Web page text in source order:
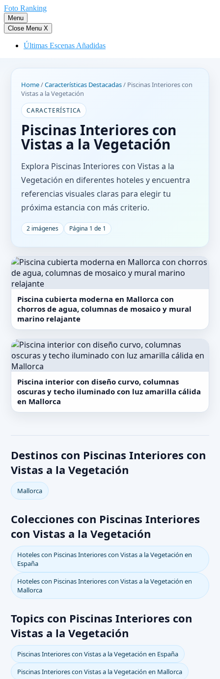
Saltar
al
contenido
Foto Ranking
Menu
Close Menu X
Últimas Escenas Añadidas
Home/Características Destacadas/ Piscinas Interiores con
Vistas a la Vegetación
CARACTERÍSTICA
Piscinas Interiores con
Vistas a la Vegetación
Explora Piscinas Interiores con Vistas a la
Vegetación en diferentes hoteles y encuentra
referencias visuales claras para elegir tu
próxima estancia con más criterio.
2 imágenes Página 1 de 1
Piscina cubierta moderna en Mallorca con
chorros de agua, columnas de mosaico y mural
marino relajante
Piscina interior con diseño curvo, columnas
oscuras y techo iluminado con luz amarilla cálida
en Mallorca
Destinos con Piscinas Interiores con
Vistas a la Vegetación
Mallorca
Colecciones con Piscinas Interiores
con Vistas a la Vegetación
Hoteles con Piscinas Interiores con Vistas a la Vegetación en
España
Hoteles con Piscinas Interiores con Vistas a la Vegetación en
Mallorca
Topics con Piscinas Interiores con
Vistas a la Vegetación
Piscinas Interiores con Vistas a la Vegetación en España
Piscinas Interiores con Vistas a la Vegetación en Mallorca